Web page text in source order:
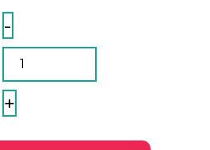
Empanada
Napolitana
Grande
quantity
-
+